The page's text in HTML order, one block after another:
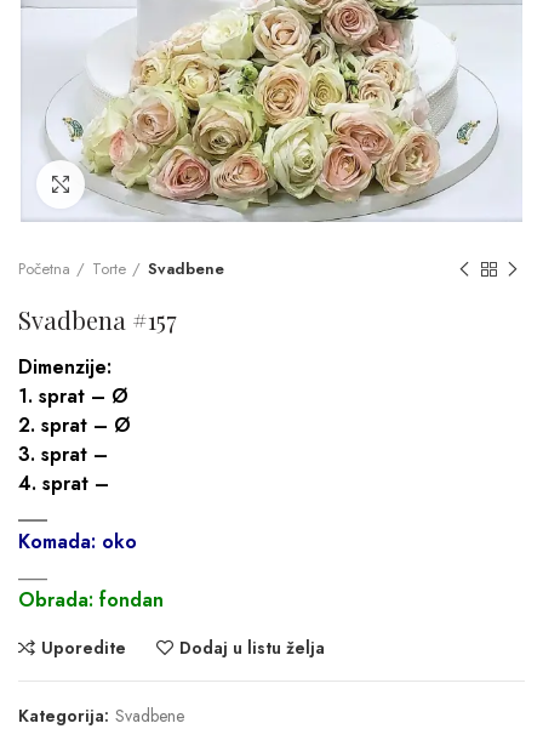
Click to enlarge
Početna Torte Svadbene
Svadbena #157
Dimenzije:
1. sprat – Ø
2. sprat – Ø
3. sprat –
4. sprat –
___
Komada: oko
Obrada: fondan
Uporedite Dodaj u listu želja
Kategorija: Svadbene